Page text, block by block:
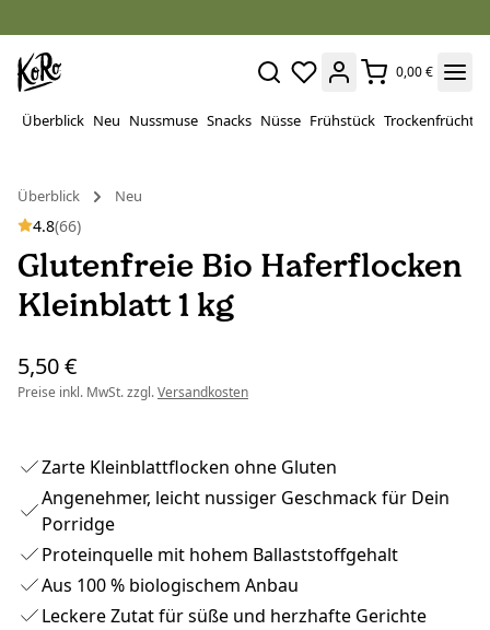
0,00 €
Überblick Neu Nussmuse Snacks Nüsse Frühstück Trockenfrüchte
Überblick
Neu
4.8(66)
Glutenfreie Bio Haferflocken
Kleinblatt 1 kg
5,50 €
Preise inkl. MwSt. zzgl.Versandkosten
Zarte Kleinblattflocken ohne Gluten
Angenehmer, leicht nussiger Geschmack für Dein
Porridge
Proteinquelle mit hohem Ballaststoffgehalt
Aus 100 % biologischem Anbau
Leckere Zutat für süße und herzhafte Gerichte